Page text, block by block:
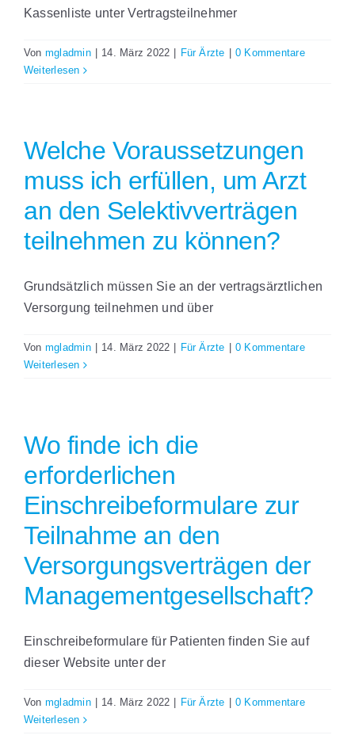
Kassenliste unter Vertragsteilnehmer
Von mgladmin 14. März 2022 Für Ärzte
0 Kommentare
Weiterlesen
Welche Voraussetzungen
muss ich erfüllen, um Arzt
an den Selektivverträgen
teilnehmen zu können?
Grundsätzlich müssen Sie an der vertragsärztlichen
Versorgung teilnehmen und über
Von mgladmin 14. März 2022 Für Ärzte
0 Kommentare
Weiterlesen
Wo finde ich die
erforderlichen
Einschreibeformulare zur
Teilnahme an den
Versorgungsverträgen der
Managementgesellschaft?
Einschreibeformulare für Patienten finden Sie auf
dieser Website unter der
Von mgladmin 14. März 2022 Für Ärzte
0 Kommentare
Weiterlesen